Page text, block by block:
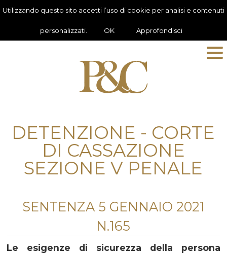
Utilizzando questo sito accetti l’uso di cookie per analisi e contenuti
personalizzati. OK Approfondisci
DETENZIONE - CORTE
DI CASSAZIONE
SEZIONE V PENALE
SENTENZA 5 GENNAIO 2021
N.165
Le esigenze di sicurezza della persona